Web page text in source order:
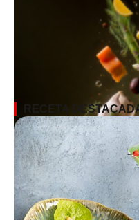
RECETA